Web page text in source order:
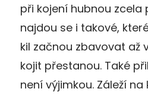
při kojení hubnou zcela
najdou se i takové,
kil začnou zbavovat až
kojit přestanou. Také
není výjimkou. Záleží na